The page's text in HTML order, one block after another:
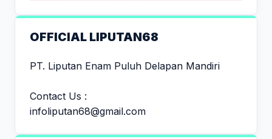
OFFICIAL LIPUTAN68
PT. Liputan Enam Puluh Delapan Mandiri
Contact Us :
infoliputan68@gmail.com